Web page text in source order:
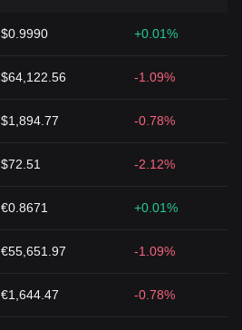
$0.9990 +0.01%
$64,122.56 -1.09%
$1,894.77 -0.78%
$72.51 -2.12%
€0.8671 +0.01%
€55,651.97 -1.09%
€1,644.47 -0.78%